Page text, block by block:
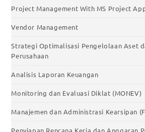
Project Management With MS Project
Vendor Management
Strategi Optimalisasi Pengelolaan Aset
Perusahaan
Analisis Laporan Keuangan
Monitoring dan Evaluasi Diklat (MONEV)
Manajemen dan Administrasi Kearsipan